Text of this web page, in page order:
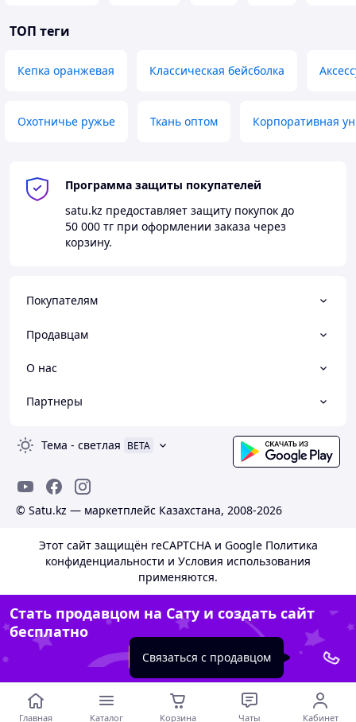
ТОП теги
Кепка оранжевая Классическая бейсболка
Охотничье ружье Ткань оптом Корпоративная
Программа защиты покупателей
satu.kz предоставляет защиту покупок до
50 000 тг при оформлении заказа через
корзину.
Покупателям
Продавцам
О нас
Партнеры
Тема - светлая BETA
© Satu.kz — маркетплейс Казахстана, 2008-2026
Этот сайт защищён reCAPTCHA и Google Политика
конфиденциальности и Условия использования
применяются.
Стать продавцом на Сату и создать сайт
бесплатно
Создать сайт
Главная Каталог Корзина Чаты Кабинет
Связаться с продавцом